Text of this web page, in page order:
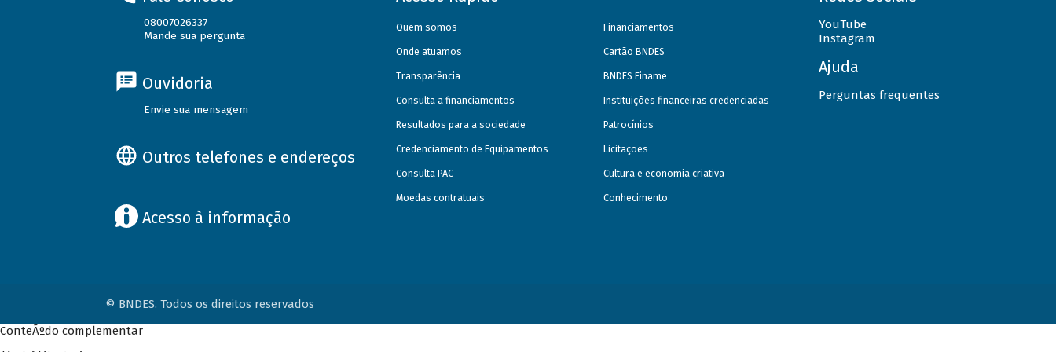
08007026337
Mande sua pergunta
Ouvidoria
Envie sua mensagem
Outros telefones e endereços
Acesso à informação
Quem somos
Onde atuamos
Transparência
Consulta a financiamentos
Resultados para a sociedade
Credenciamento de Equipamentos
Consulta PAC
Moedas contratuais
Financiamentos
Cartão BNDES
BNDES Finame
Instituições financeiras credenciadas
Patrocínios
Licitações
Cultura e economia criativa
Conhecimento
YouTube
Instagram
Ajuda
Perguntas frequentes
© BNDES. Todos os direitos reservados
ConteÃºdo complementar